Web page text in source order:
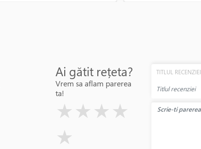
Ai gătit rețeta?
Vrem sa aflam parerea
ta!
★ ★ ★ ★
★
TITLUL RECENZIEI